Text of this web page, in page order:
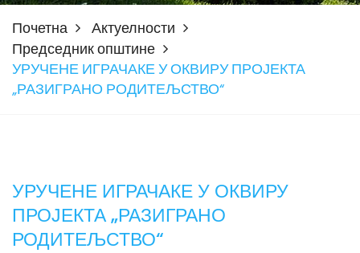
Почетна
Актуелности
Председник општине
УРУЧЕНЕ ИГРАЧАКЕ У ОКВИРУ ПРОЈЕКТА
„РАЗИГРАНО РОДИТЕЉСТВО“
УРУЧЕНЕ ИГРАЧАКЕ У ОКВИРУ
ПРОЈЕКТА „РАЗИГРАНО
РОДИТЕЉСТВО“